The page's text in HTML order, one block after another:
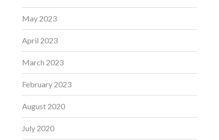
May 2023
April 2023
March 2023
February 2023
August 2020
July 2020